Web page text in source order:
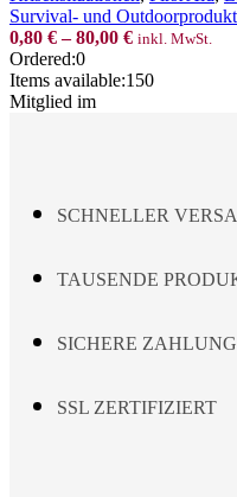
options
may
be
Survival- und
0,80 €–80,00 € inkl. MwSt.
Ordered:0
Items available:150
Mitglied im
SCHNELLER
TAUSENDE
SICHERE ZAHLUNG
SSL ZERTIFIZIERT